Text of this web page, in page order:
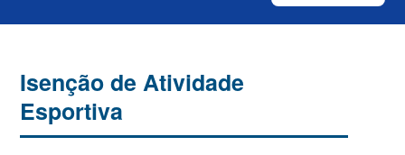
Isenção de Atividade
Esportiva